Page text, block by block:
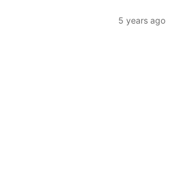
5 years ago